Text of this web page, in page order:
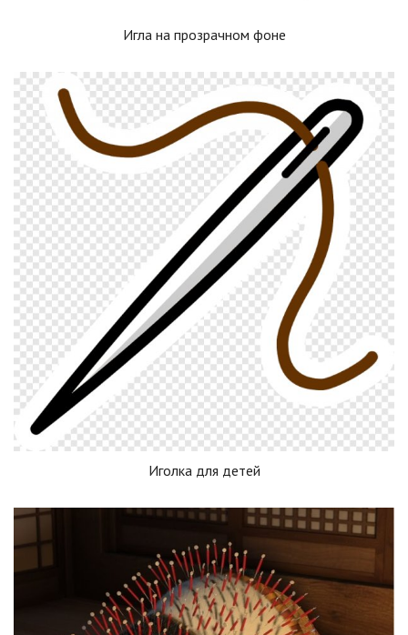
Игла на прозрачном фоне
Иголка для детей